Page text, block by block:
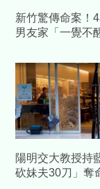
新竹驚傳命案！
男友家「一覺不
害致死遭聲押
陽明交大教授持
砍妹夫30刀」